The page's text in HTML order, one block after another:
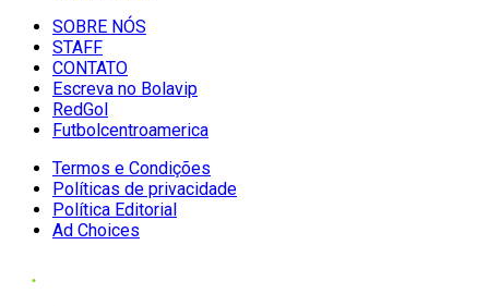
SOBRE NÓS
STAFF
CONTATO
Escreva no Bolavip
RedGol
Futbolcentroamerica
Termos e Condições
Políticas de privacidade
Política Editorial
Ad Choices